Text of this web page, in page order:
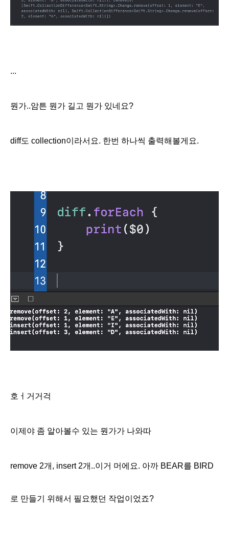
...
뭔가..암튼 뭔가 길고 뭔가 있네요?
diff도 collection이라서요. 한번 하나씩 출력해볼게요.
호ㅓ거거걱
이제야 좀 알아볼수 있는 뭔가가 나와따
remove 2개, insert 2개..이거 머에요. 아까 BEAR를 BIRD
로 만들기 위해서 필요했던 작업이었죠?